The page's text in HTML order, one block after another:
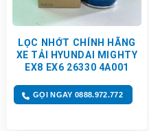
LỌC NHỚT CHÍNH HÃNG
XE TẢI HYUNDAI MIGHTY
EX8 EX6 26330 4A001
GỌI NGAY 0888.972.772